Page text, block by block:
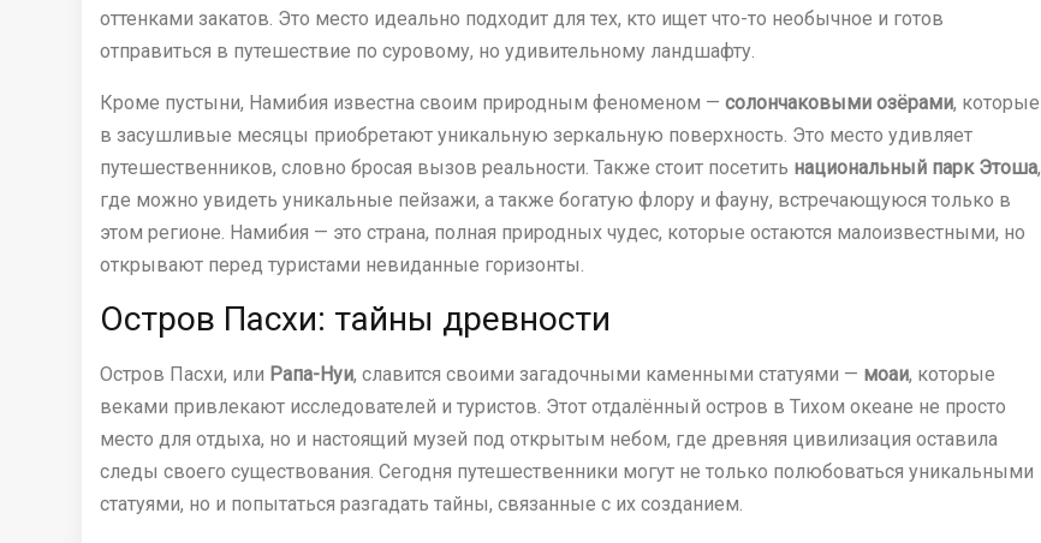
оттенками закатов. Это место идеально подходит для тех, кто ищет что-то необычное и готов
отправиться в путешествие по суровому, но удивительному ландшафту.
Кроме пустыни, Намибия известна своим природным феноменом — солончаковыми озёрами, которые
в засушливые месяцы приобретают уникальную зеркальную поверхность. Это место удивляет
путешественников, словно бросая вызов реальности. Также стоит посетить национальный парк Этоша,
где можно увидеть уникальные пейзажи, а также богатую флору и фауну, встречающуюся только в
этом регионе. Намибия — это страна, полная природных чудес, которые остаются малоизвестными, но
открывают перед туристами невиданные горизонты.
Остров Пасхи: тайны древности
Остров Пасхи, или Рапа-Нуи, славится своими загадочными каменными статуями — моаи, которые
веками привлекают исследователей и туристов. Этот отдалённый остров в Тихом океане не просто
место для отдыха, но и настоящий музей под открытым небом, где древняя цивилизация оставила
следы своего существования. Сегодня путешественники могут не только полюбоваться уникальными
статуями, но и попытаться разгадать тайны, связанные с их созданием.